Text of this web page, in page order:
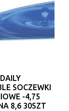
SOCZEWKI
-4,75
8,6 30SZT